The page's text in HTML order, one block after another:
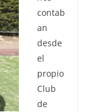
contab
an
desde
el
propio
Club
de